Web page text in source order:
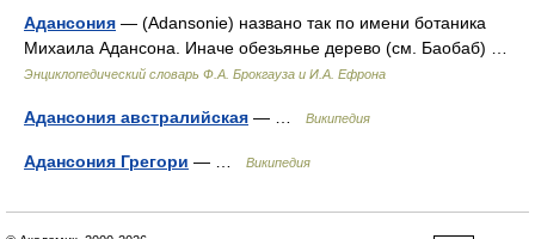
Адансония — (Adansonie) названо так по имени ботаника
Михаила Адансона. Иначе обезьянье дерево (см. Баобаб) …
Энциклопедический словарь Ф.А. Брокгауза и И.А. Ефрона
Адансония австралийская — … Википедия
Адансония Грегори — … Википедия